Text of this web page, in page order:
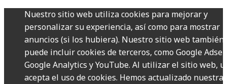
Nuestro sitio web utiliza cookies para mejorar y
personalizar su experiencia, así como para mostrar
anuncios (si los hubiera). Nuestro sitio web también
puede incluir cookies de terceros, como Google
Google Analytics y YouTube. Al utilizar el sitio web,
acepta el uso de cookies. Hemos actualizado nuestra